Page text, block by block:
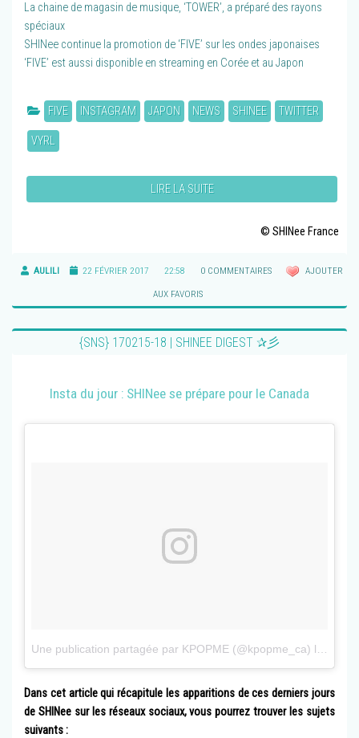
La chaine de magasin de musique, ‘TOWER’, a préparé des rayons
spéciaux
SHINee continue la promotion de ‘FIVE’ sur les ondes japonaises
‘FIVE’ est aussi disponible en streaming en Corée et au Japon
FIVE INSTAGRAM JAPON NEWS SHINEE TWITTER
VYRL
LIRE LA SUITE
© SHINee France
AULILI 22 FÉVRIER 2017 22:58 0 COMMENTAIRES AJOUTER
AUX FAVORIS
{SNS} 170215-18 | SHINEE DIGEST ✰彡
Insta du jour : SHINee se prépare pour le Canada
Une publication partagée par KPOPME (@kpopme_ca) le
Dans cet article qui récapitule les apparitions de ces derniers jours
de SHINee sur les réseaux sociaux, vous pourrez trouver les sujets
suivants :